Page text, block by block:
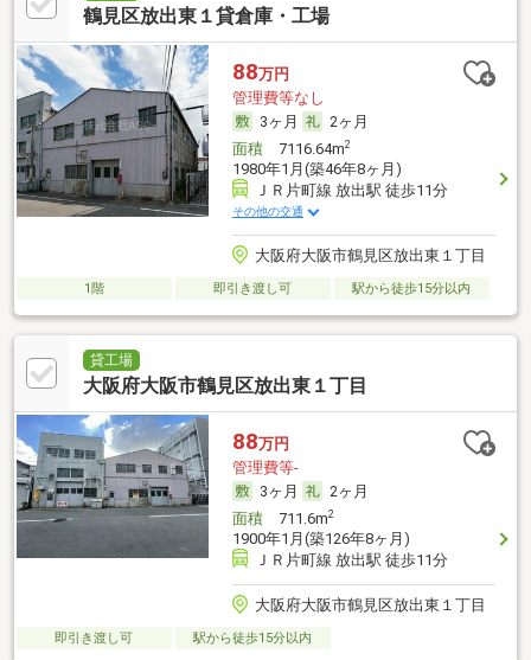
鶴見区放出東１貸倉庫・工場
88万円
管理費等なし
3ヶ月
2ヶ月
面積7116.64m2
1980年1月(築46年8ヶ月)
ＪＲ片町線 放出駅 徒歩11分
その他の交通
大阪府大阪市鶴見区放出東１丁目
1階 即引き渡し可 駅から徒歩15分以内
貸工場
大阪府大阪市鶴見区放出東１丁目
88万円
管理費等-
3ヶ月
2ヶ月
面積711.6m2
1900年1月(築126年8ヶ月)
ＪＲ片町線 放出駅 徒歩11分
大阪府大阪市鶴見区放出東１丁目
即引き渡し可 駅から徒歩15分以内